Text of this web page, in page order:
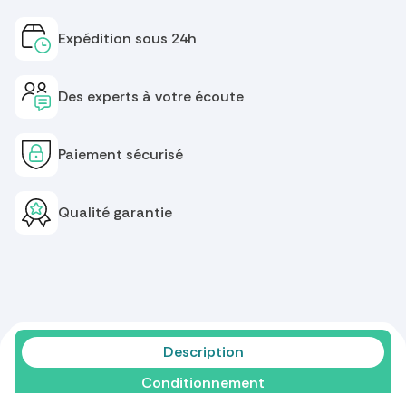
Expédition sous 24h
Des experts à votre écoute
Paiement sécurisé
Qualité garantie
Description
Conditionnement